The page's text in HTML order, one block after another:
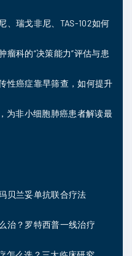
、瑞戈非尼、TAS-102如何
瘤科的“决策能力”评估与患
性癌症靠早筛查，如何提升
为非小细胞肺癌患者解读最
贝兰妥单抗联合疗法
治？罗特西普一线治疗